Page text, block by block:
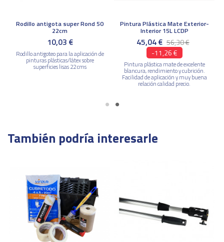
Rodillo antigota super Rond 50
22cm
10,03 €
Rodillo antigoteo para la aplicación de
pinturas plásticas/látex sobre
superficies lisas 22 cms
Pintura Plástica Mate Exterior-
Interior 15L LCDP
45,04 € 56,30 €
-11,26 €
Pintura plástica mate de excelente
blancura, rendimiento y cubrición.
Facilidad de aplicación y muy buena
relación calidad precio.
También podría interesarle